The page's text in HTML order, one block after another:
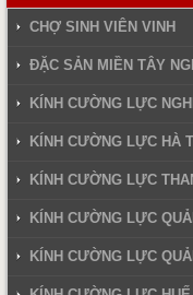
CHỢ SINH VIÊN VINH
ĐẶC SẢN MIỀN TÂY
KÍNH CƯỜNG LỰC
KÍNH CƯỜNG LỰC HÀ
KÍNH CƯỜNG LỰC
KÍNH CƯỜNG LỰC
KÍNH CƯỜNG LỰC